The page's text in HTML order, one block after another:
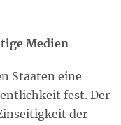
Medien
Staaten eine
fest. Der
der